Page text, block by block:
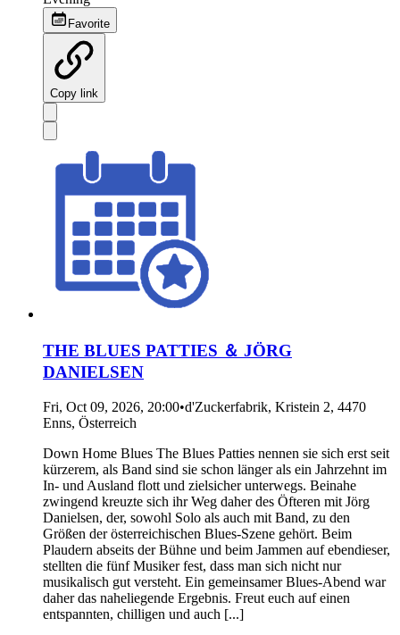
Favorite
Copy link
THE BLUES PATTIES ＆ JÖRG
DANIELSEN
Fri, Oct 09, 2026, 20:00•d'Zuckerfabrik, Kristein 2, 4470
Enns, Österreich
Down Home Blues The Blues Patties nennen sie sich erst seit
kürzerem, als Band sind sie schon länger als ein Jahrzehnt im
In- und Ausland flott und zielsicher unterwegs. Beinahe
zwingend kreuzte sich ihr Weg daher des Öfteren mit Jörg
Danielsen, der, sowohl Solo als auch mit Band, zu den
Größen der österreichischen Blues-Szene gehört. Beim
Plaudern abseits der Bühne und beim Jammen auf ebendieser,
stellten die fünf Musiker fest, dass man sich nicht nur
musikalisch gut versteht. Ein gemeinsamer Blues-Abend war
daher das naheliegende Ergebnis. Freut euch auf einen
entspannten, chilligen und auch [...]